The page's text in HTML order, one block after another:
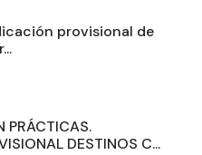
provisional de
PRÁCTICAS.
DESTINOS C...